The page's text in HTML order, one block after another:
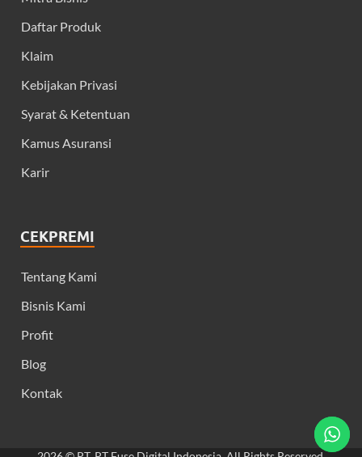
Daftar Produk
Klaim
Kebijakan Privasi
Syarat & Ketentuan
Kamus Asuransi
Karir
CEKPREMI
Tentang Kami
Bisnis Kami
Profit
Blog
Kontak